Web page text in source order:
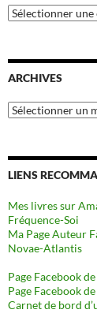
Catégories
ARCHIVES
Archives
LIENS
Mes livres sur
Fréquence-Soi
Ma Page Auteur
Novae-Atlantis
Page Facebook
Page Facebook
Carnet de bord